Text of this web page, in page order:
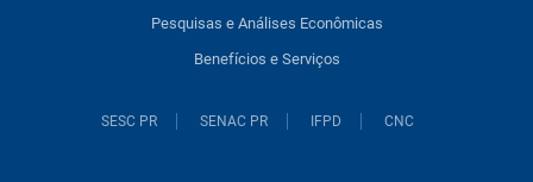
Pesquisas e Análises Econômicas
Benefícios e Serviços
SESC PR SENAC PR IFPD CNC